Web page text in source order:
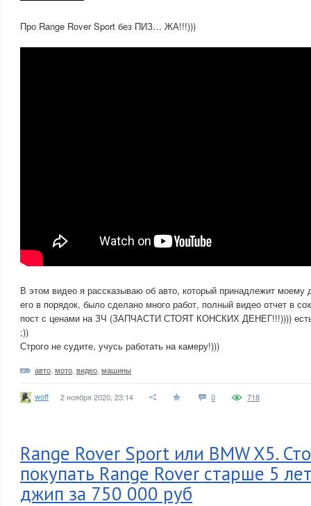
Про Range Rover Sport без ПИЗ… ЖА!!!)))
В этом видео я рассказываю об авто, который принадлежит моему
его в порядок, было сделано много работ, полный видео отчет в
пост с ценами на ЗЧ (ЗАПЧАСТИ СТОЯТ КОНСКИХ ДЕНЕГ!!!))))
;))
Строго не судите, учусь работать на камеру!)))
авто мото видео машины
woff 2 ноября 2020, 23:14 0 718
Range Rover Sport или BMW X5.
покупать Range Rover старше 5
джип за 750 000 руб